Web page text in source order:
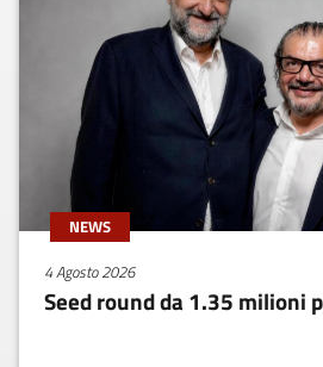
NEWS
4 Agosto 2026
Seed round da 1.35 milioni